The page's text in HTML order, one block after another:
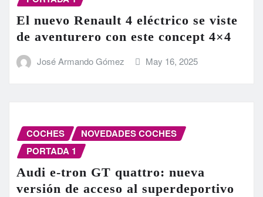
El nuevo Renault 4 eléctrico se viste
de aventurero con este concept 4×4
José Armando Gómez May 16, 2025
COCHES
NOVEDADES COCHES
PORTADA 1
Audi e-tron GT quattro: nueva
versión de acceso al superdeportivo